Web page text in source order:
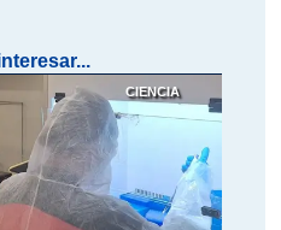
CIENCIA